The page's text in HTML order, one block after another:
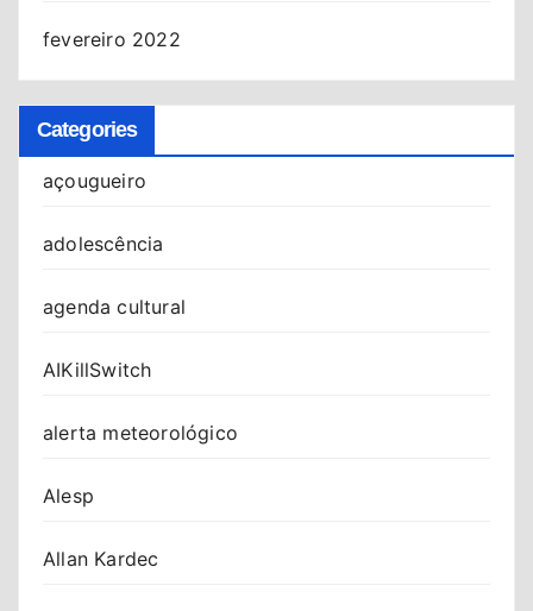
fevereiro 2022
Categories
açougueiro
adolescência
agenda cultural
AIKillSwitch
alerta meteorológico
Alesp
Allan Kardec